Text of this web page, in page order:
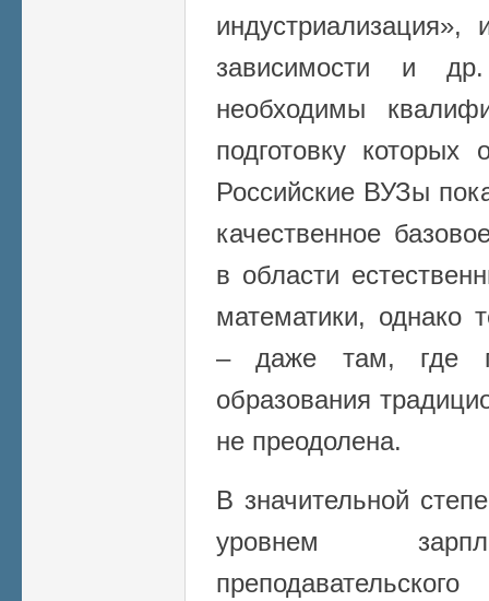
индустриализация»,
зависимости и
необходимы
подготовку
Российские ВУЗы
качественное
в области
математики, однако
– даже там, где
образования
не преодолена.
В значительной
уровнем